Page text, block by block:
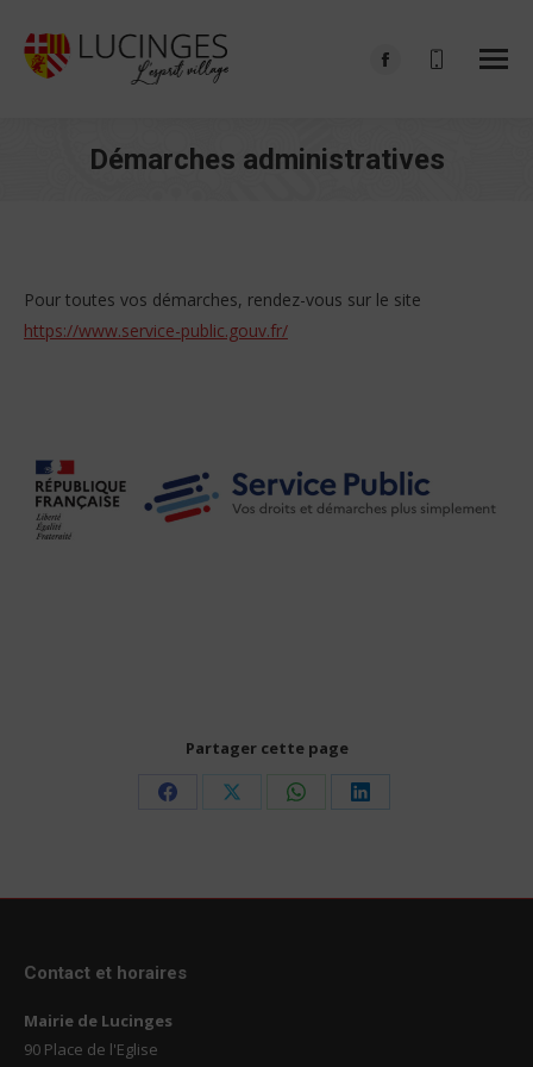
Facebook
in
Démarches administratives
Pour toutes vos démarches, rendez-vous sur le site
https://www.service-public.gouv.fr/
Partager cette page
Share
Share
Share
Share
Contact et horaires
Mairie de Lucinges
90 Place de l'Eglise